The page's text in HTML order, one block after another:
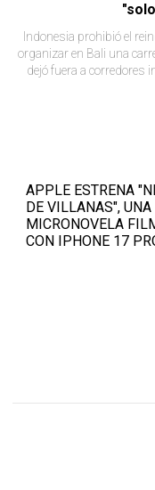
Indonesia prohibió el
organizar en Bali una
dejó fuera a corredores
APPLE ESTRENA
DE VILLANAS", UNA
MICRONOVELA
CON IPHONE 17